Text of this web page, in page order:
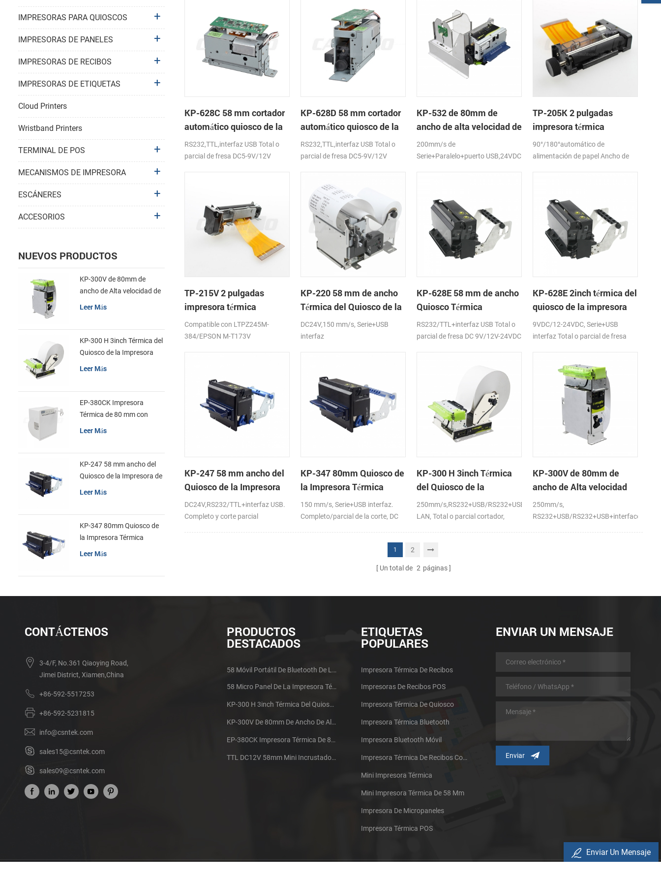
KP-628C 58 mm cortador
automático quiosco de la
impresora térmica
RS232,TTL,interfaz USB Total o
parcial de fresa DC5-9V/12V
KP-628D 58 mm cortador
automático quiosco de la
impresora térmica
RS232,TTL,interfaz USB Total o
parcial de fresa DC5-9V/12V
KP-532 de 80mm de
ancho de alta velocidad de
la impresora térmica del
quiosco
200mm/s de
Serie+Paralelo+puerto USB,24VDC
TP-205K 2 pulgadas
impresora térmica
mecanismo de
90°/180°automático de
alimentación de papel Ancho de
TP-215V 2 pulgadas
impresora térmica
mecanismo de
Compatible con LTPZ245M-
384/EPSON M-T173V
KP-220 58 mm de ancho
Térmica del Quiosco de la
Impresora de recibos con
cortador automático
DC24V,150 mm/s, Serie+USB
interfaz
KP-628E 58 mm de ancho
Quiosco Térmica
Impresoras de tickets Con
Auto-cortador
RS232/TTL+interfaz USB Total o
parcial de fresa DC 9V/12V-24VDC
KP-628E 2inch térmica del
quiosco de la impresora
de recibos
9VDC/12-24VDC, Serie+USB
interfaz Total o parcial de fresa
KP-247 58 mm ancho del
Quiosco de la Impresora
de recibos
DC24V,RS232/TTL+interfaz USB.
Completo y corte parcial
KP-347 80mm Quiosco de
la Impresora Térmica
150 mm/s, Serie+USB interfaz.
Completo/parcial de la corte, DC
KP-300 H 3inch Térmica
del Quiosco de la
Impresora Módulo de
250mm/s,RS232+USB/RS232+USB+interfaces
LAN, Total o parcial cortador,
KP-300V de 80mm de
ancho de Alta velocidad
de la Impresora Térmica
del Quiosco
250mm/s,
RS232+USB/RS232+USB+interfaces
1 2
Un total de 2 páginas
IMPRESORAS PARA QUIOSCOS
IMPRESORAS DE PANELES
IMPRESORAS DE RECIBOS
IMPRESORAS DE ETIQUETAS
Cloud Printers
Wristband Printers
TERMINAL DE POS
MECANISMOS DE IMPRESORA
ESCÁNERES
ACCESORIOS
NUEVOS PRODUCTOS
KP-300V de 80mm de
ancho de Alta velocidad de
la Impresora Térmica del
Leer Más
KP-300 H 3inch Térmica del
Quiosco de la Impresora
Módulo de
Leer Más
EP-380CK Impresora
Térmica de 80 mm con
Leer Más
KP-247 58 mm ancho del
Quiosco de la Impresora de
Leer Más
KP-347 80mm Quiosco de
la Impresora Térmica
Leer Más
CONTÁCTENOS
3-4/F, No.361 Qiaoying Road,
Jimei District, Xiamen,China
+86-592-5517253
+86-592-5231815
info@csntek.com
sales15@csntek.com
sales09@csntek.com
PRODUCTOS
DESTACADOS
58 Móvil Portátil De Bluetooth De La Impresora Térmica De PTP-II
58 Micro Panel De La Impresora Térmica De Recibos CSN-A1
KP-300 H 3inch Térmica Del Quiosco De La Impresora Módulo De
KP-300V De 80mm De Ancho De Alta Velocidad De La Impresora Térmica Del Quiosco
EP-380CK Impresora Térmica De 80 Mm Con Bloqueo De La Tapa
TTL DC12V 58mm Mini Incrustado Taxi De La Impresora Térmica De Recibos
ETIQUETAS
POPULARES
Impresora Térmica De Recibos
Impresoras De Recibos POS
Impresora Térmica De Quiosco
Impresora Térmica Bluetooth
Impresora Bluetooth Móvil
Impresora Térmica De Recibos Con Micropanel.
Mini Impresora Térmica
Mini Impresora Térmica De 58 Mm
Impresora De Micropaneles
Impresora Térmica POS
ENVIAR UN MENSAJE
Enviar Un Mensaje